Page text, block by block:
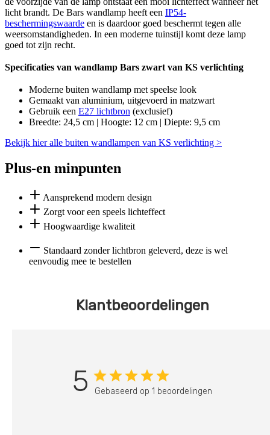
licht brandt. De Bars wandlamp heeft een IP54-
beschermingswaarde en is daardoor goed beschermt tegen alle
weersomstandigheden. In een moderne tuinstijl komt deze lamp
goed tot zijn recht.
Specificaties van wandlamp Bars zwart van KS verlichting
Moderne buiten wandlamp met speelse look
Gemaakt van aluminium, uitgevoerd in matzwart
Gebruik een E27 lichtbron (exclusief)
Breedte: 24,5 cm | Hoogte: 12 cm | Diepte: 9,5 cm
Bekijk hier alle buiten wandlampen van KS verlichting >
Plus-en minpunten
Aansprekend modern design
Zorgt voor een speels lichteffect
Hoogwaardige kwaliteit
Standaard zonder lichtbron geleverd, deze is wel
eenvoudig mee te bestellen
Klantbeoordelingen
5 Gebaseerd op 1 beoordelingen